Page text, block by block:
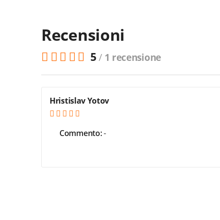
Recensioni
5/ 1 recensione
Hristislav Yotov
Commento:-